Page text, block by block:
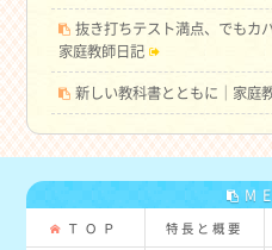
抜き打ちテスト満点、でもカ
家庭教師日記
新しい教科書とともに｜家庭
ＴＯＰ 特長と概要